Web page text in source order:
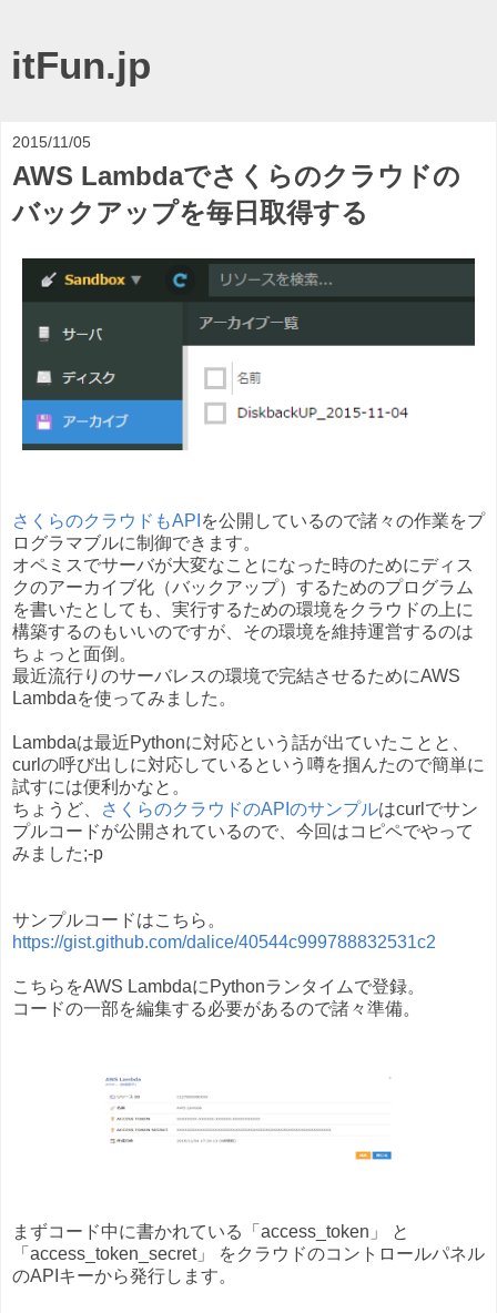
itFun.jp
2015/11/05
AWS Lambdaでさくらのクラウドの
バックアップを毎日取得する
さくらのクラウドもAPI を公開しているので諸々の作業をプ
ログラマブルに制御できます。
オペミスでサーバが大変なことになった時のためにディス
クのアーカイブ化（バックアップ）するためのプログラム
を書いたとしても、実行するための環境をクラウドの上に
構築するのもいいのですが、その環境を維持運営するのは
ちょっと面倒。
最近流行りのサーバレスの環境で完結させるためにAWS
Lambdaを使ってみました。
Lambdaは最近Pythonに対応という話が出ていたことと、
curlの呼び出しに対応しているという噂を掴んたので簡単に
試すには便利かなと。
ちょうど、
さくらのクラウドのAPIのサンプルはcurlでサン
プルコードが公開されているので、今回はコピペでやって
みました;-p
サンプルコードはこちら。
https://gist.github.com/dalice/40544c999788832531c2
こちらをAWS LambdaにPythonランタイムで登録。
コードの一部を編集する必要があるので諸々準備。
まずコード中に書かれている「access_token」 と
「access_token_secret」 をクラウドのコントロールパネル
のAPIキーから発行します。